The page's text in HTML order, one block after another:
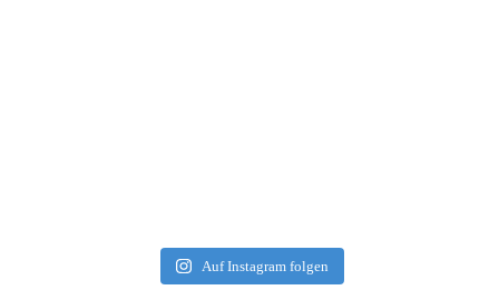
Auf Instagram folgen